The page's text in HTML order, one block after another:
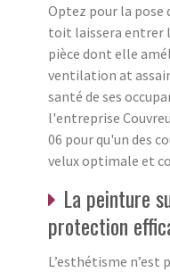
Optez pour la pose
toit laissera entrer
pièce dont elle
ventilation at
santé de ses
l'entreprise
06 pour qu'un des
velux optimale et
La peinture
protection
L’esthétisme n’est